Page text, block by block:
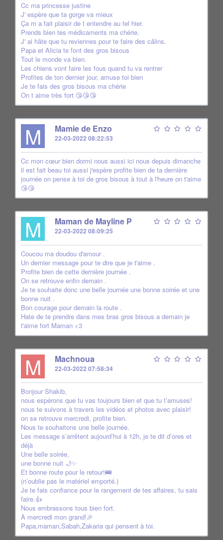
Cc ma princesse justine
J' espère que ta gorge va mieux
Ça m a fait plaisir de t entendre au tel hier.
Prends bien tes médicaments ma chérie.
J' ai hâte que tu reviennes pour te faire des câlins.
Papa et Alicia te font des gros bisous
Tout le monde va bien.
Les chiens vont faire les fous quand tu va rentrer
Profites de ton dernier jour, amuse toi bien
Je te fais des gros bisous ma chérie
On t aime très fort 😘😘😘
M Mamie de Enzo
22-03-2022 08:22:53
Cc mon cœur bien dormi nous aussi ici nous depuis dimanche
il est fait beau toi aussi j'espère profite bien de ta dernière
journée on pense à toi de gros bisous à tout à l'heure on t'aime
😘😘
M Maman de Mayline P
22-03-2022 08:09:25
Coucou ma doudou d'amour .
Un dernier message pour te dire que je t'aime .
Profite bien de cette dernière journée .
On se retrouve enfin demain .
Je te souhaite donc une belle journée une bonne soirée et une
bonne nuit .
Bon courage pour demain la route .
Hate de te prendre dans mes bras gros bisous a demain je
t'aime fort Maman <3
M Machnoua
22-03-2022 07:58:34
Bonjour Shakib,
nous espérons que tu vas toujours bien et que tu t’amuses!
nous te suivons à travers les vidéos et photos avec plaisir!
on se retrouve mercredi, profite bien.
Nous te souhaitons une belle journée.
Les message s’arrêtent aujourd’hui à 12h, je te dit d’ores et
déjà
Une belle soirée,
une bonne nuit 🌙✨
Et bonne route pour le retour!🚌
(n’oublie pas le matériel emporté.)
Je te fais confiance pour le rangement de tes affaires, tu sais
faire.👍
Nous embrassons tous bien fort.
À mercredi mon grand!🎉
Papa,maman,Sabah,Zakaria qui pensent à toi.